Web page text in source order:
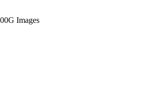
Images